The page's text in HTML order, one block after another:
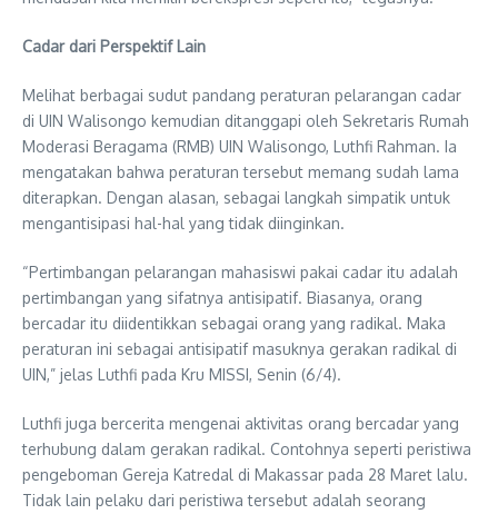
Cadar dari Perspektif Lain
Melihat berbagai sudut pandang peraturan pelarangan cadar
di UIN Walisongo kemudian ditanggapi oleh Sekretaris Rumah
Moderasi Beragama (RMB) UIN Walisongo, Luthfi Rahman. Ia
mengatakan bahwa peraturan tersebut memang sudah lama
diterapkan. Dengan alasan, sebagai langkah simpatik untuk
mengantisipasi hal-hal yang tidak diinginkan.
“Pertimbangan pelarangan mahasiswi pakai cadar itu adalah
pertimbangan yang sifatnya antisipatif. Biasanya, orang
bercadar itu diidentikkan sebagai orang yang radikal. Maka
peraturan ini sebagai antisipatif masuknya gerakan radikal di
UIN,” jelas Luthfi pada Kru MISSI, Senin (6/4).
Luthfi juga bercerita mengenai aktivitas orang bercadar yang
terhubung dalam gerakan radikal. Contohnya seperti peristiwa
pengeboman Gereja Katredal di Makassar pada 28 Maret lalu.
Tidak lain pelaku dari peristiwa tersebut adalah seorang